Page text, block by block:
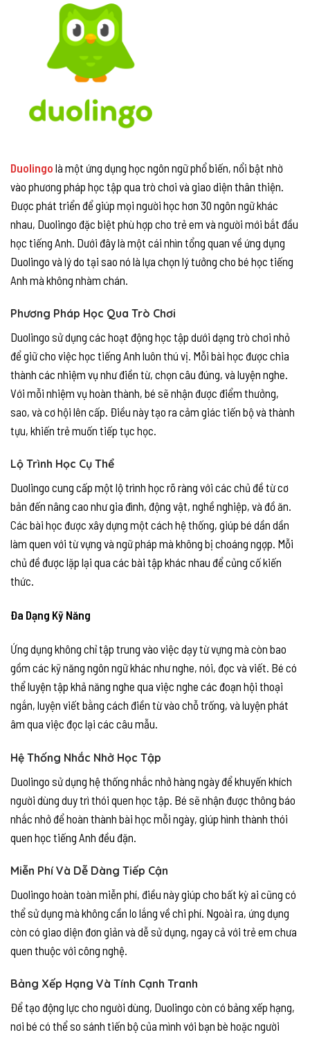
Duolingo là một ứng dụng học ngôn ngữ phổ biến, nổi bật nhờ
vào phương pháp học tập qua trò chơi và giao diện thân thiện.
Được phát triển để giúp mọi người học hơn 30 ngôn ngữ khác
nhau, Duolingo đặc biệt phù hợp cho trẻ em và người mới bắt đầu
học tiếng Anh. Dưới đây là một cái nhìn tổng quan về ứng dụng
Duolingo và lý do tại sao nó là lựa chọn lý tưởng cho bé học tiếng
Anh mà không nhàm chán.
Phương Pháp Học Qua Trò Chơi
Duolingo sử dụng các hoạt động học tập dưới dạng trò chơi nhỏ
để giữ cho việc học tiếng Anh luôn thú vị. Mỗi bài học được chia
thành các nhiệm vụ như điền từ, chọn câu đúng, và luyện nghe.
Với mỗi nhiệm vụ hoàn thành, bé sẽ nhận được điểm thưởng,
sao, và cơ hội lên cấp. Điều này tạo ra cảm giác tiến bộ và thành
tựu, khiến trẻ muốn tiếp tục học.
Lộ Trình Học Cụ Thể
Duolingo cung cấp một lộ trình học rõ ràng với các chủ đề từ cơ
bản đến nâng cao như gia đình, động vật, nghề nghiệp, và đồ ăn.
Các bài học được xây dựng một cách hệ thống, giúp bé dần dần
làm quen với từ vựng và ngữ pháp mà không bị choáng ngợp. Mỗi
chủ đề được lặp lại qua các bài tập khác nhau để củng cố kiến
thức.
Đa Dạng Kỹ Năng
Ứng dụng không chỉ tập trung vào việc dạy từ vựng mà còn bao
gồm các kỹ năng ngôn ngữ khác như nghe, nói, đọc và viết. Bé có
thể luyện tập khả năng nghe qua việc nghe các đoạn hội thoại
ngắn, luyện viết bằng cách điền từ vào chỗ trống, và luyện phát
âm qua việc đọc lại các câu mẫu.
Hệ Thống Nhắc Nhở Học Tập
Duolingo sử dụng hệ thống nhắc nhở hàng ngày để khuyến khích
người dùng duy trì thói quen học tập. Bé sẽ nhận được thông báo
nhắc nhở để hoàn thành bài học mỗi ngày, giúp hình thành thói
quen học tiếng Anh đều đặn.
Miễn Phí Và Dễ Dàng Tiếp Cận
Duolingo hoàn toàn miễn phí, điều này giúp cho bất kỳ ai cũng có
thể sử dụng mà không cần lo lắng về chi phí. Ngoài ra, ứng dụng
còn có giao diện đơn giản và dễ sử dụng, ngay cả với trẻ em chưa
quen thuộc với công nghệ.
Bảng Xếp Hạng Và Tính Cạnh Tranh
Để tạo động lực cho người dùng, Duolingo còn có bảng xếp hạng,
nơi bé có thể so sánh tiến bộ của mình với bạn bè hoặc người